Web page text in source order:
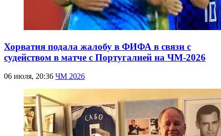
Хорватия подала жалобу в ФИФА в связи с
судейством в матче с Португалией на ЧМ-2026
06 июля, 20:36 ЧМ 2026